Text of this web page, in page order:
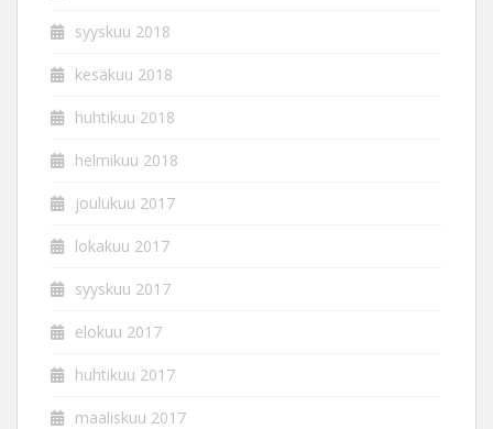
syyskuu 2018
kesäkuu 2018
huhtikuu 2018
helmikuu 2018
joulukuu 2017
lokakuu 2017
syyskuu 2017
elokuu 2017
huhtikuu 2017
maaliskuu 2017